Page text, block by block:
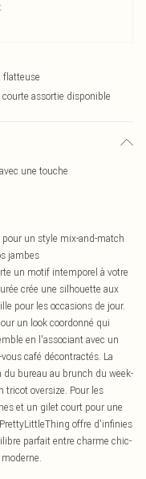
flatteuse
courte assortie disponible
une touche
un style mix-and-match
jambes
un motif intemporel à votre
crée une silhouette aux
pour les occasions de jour.
un look coordonné qui
en l'associant avec un
café décontractés. La
bureau au brunch du week-
tricot oversize. Pour les
et un gilet court pour une
offre d'infinies
parfait entre charme chic-